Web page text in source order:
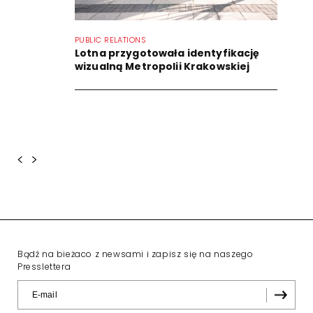
PUBLIC RELATIONS
Lotna przygotowała identyfikację
wizualną Metropolii Krakowskiej
< >
Bądź na bieżaco z newsami i zapisz się na naszego
Presslettera